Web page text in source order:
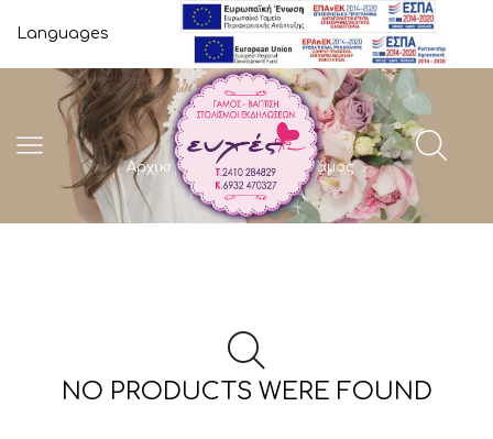
Languages
Αρχική Σελίδα Shop Γάμος
ΠΟΤΉΡΙΑ
NO PRODUCTS WERE FOUND